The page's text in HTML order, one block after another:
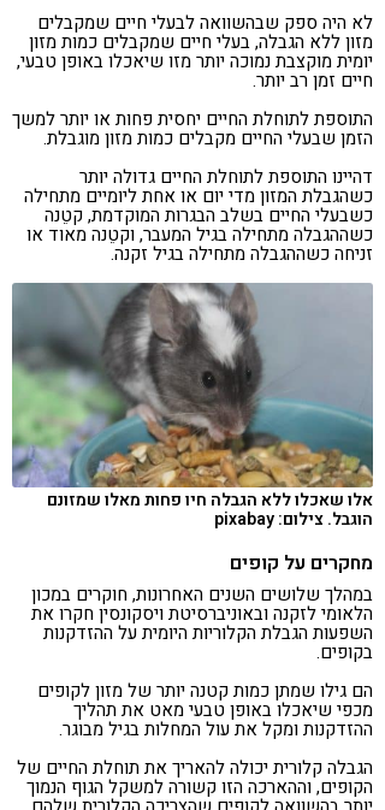
לא היה ספק שבהשוואה לבעלי חיים שמקבלים
מזון ללא הגבלה, בעלי חיים שמקבלים כמות מזון
יומית מוקצבת נמוכה יותר מזו שיאכלו באופן טבעי,
חיים זמן רב יותר.
התוספת לתוחלת החיים יחסית פחות או יותר למשך
הזמן שבעלי החיים מקבלים כמות מזון מוגבלת.
דהיינו התוספת לתוחלת החיים גדולה יותר
כשהגבלת המזון מדי יום או אחת ליומיים מתחילה
כשבעלי החיים בשלב הבגרות המוקדמת, קטֵנה
כשההגבלה מתחילה בגיל המעבר, וקטֵנה מאוד או
זניחה כשההגבלה מתחילה בגיל זקנה.
אלו שאכלו ללא הגבלה חיו פחות מאלו שמזונם
הוגבל. צילום: pixabay
מחקרים על קופים
במהלך שלושים השנים האחרונות, חוקרים במכון
הלאומי לזקנה ובאוניברסיטת ויסקונסין חקרו את
השפעות הגבלת הקלוריות היומית על ההזדקנות
בקופים.
הם גילו שמתן כמות קטנה יותר של מזון לקופים
מכפי שיאכלו באופן טבעי מאט את תהליך
ההזדקנות ומקל את עול המחלות בגיל מבוגר.
הגבלה קלורית יכולה להאריך את תוחלת החיים של
הקופים, וההארכה הזו קשורה למשקל הגוף הנמוך